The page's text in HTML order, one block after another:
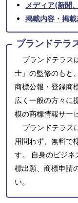
メディア(新聞
掲載内容・掲
ブランドテラ
ブランドテラス
士」の監修のもと
商標公報・登録商
広く一般の方々に
模の商標情報サー
ブランドテラス
用問わず、無料で
す。 自身のビジ
標出願、商標申請
い。